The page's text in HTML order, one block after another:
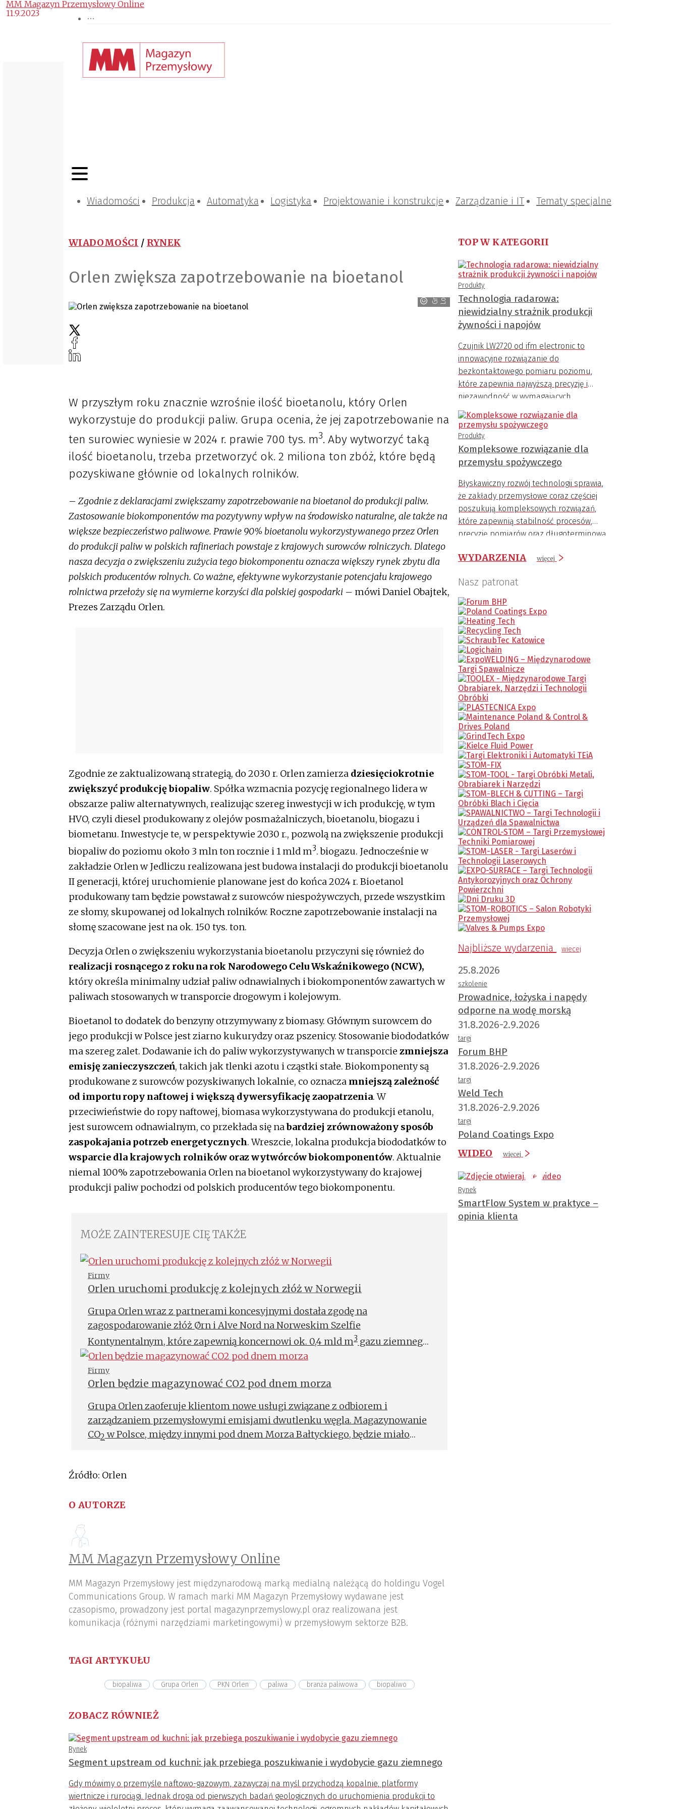
Wiadomości Produkcja Automatyka Logistyka Projektowanie i konstrukcje Zarządzanie i IT Tematy specjalne
WIADOMOŚCI / RYNEK
Orlen zwiększa zapotrzebowanie na bioetanol
G
r
u
p
a
L
o
t
os
MM Magazyn Przemysłowy Online
11.9.2023
W przyszłym roku znacznie wzrośnie ilość bioetanolu, który Orlen
wykorzystuje do produkcji paliw. Grupa ocenia, że jej zapotrzebowanie na
ten surowiec wyniesie w 2024 r. prawie 700 tys. m3. Aby wytworzyć taką
ilość bioetanolu, trzeba przetworzyć ok. 2 miliona ton zbóż, które będą
pozyskiwane głównie od lokalnych rolników.
– Zgodnie z deklaracjami zwiększamy zapotrzebowanie na bioetanol do produkcji paliw.
Zastosowanie biokomponentów ma pozytywny wpływ na środowisko naturalne, ale także na
większe bezpieczeństwo paliwowe. Prawie 90% bioetanolu wykorzystywanego przez Orlen
do produkcji paliw w polskich rafineriach powstaje z krajowych surowców rolniczych. Dlatego
nasza decyzja o zwiększeniu zużycia tego biokomponentu oznacza większy rynek zbytu dla
polskich producentów rolnych. Co ważne, efektywne wykorzystanie potencjału krajowego
rolnictwa przełoży się na wymierne korzyści dla polskiej gospodarki – mówi Daniel Obajtek,
Prezes Zarządu Orlen.
Zgodnie ze zaktualizowaną strategią, do 2030 r. Orlen zamierza dziesięciokrotnie
zwiększyć produkcję biopaliw. Spółka wzmacnia pozycję regionalnego lidera w
obszarze paliw alternatywnych, realizując szereg inwestycji w ich produkcję, w tym
HVO, czyli diesel produkowany z olejów posmażalniczych, bioetanolu, biogazu i
biometanu. Inwestycje te, w perspektywie 2030 r., pozwolą na zwiększenie produkcji
biopaliw do poziomu około 3 mln ton rocznie i 1 mld m3. biogazu. Jednocześnie w
zakładzie Orlen w Jedliczu realizowana jest budowa instalacji do produkcji bioetanolu
II generacji, której uruchomienie planowane jest do końca 2024 r. Bioetanol
produkowany tam będzie powstawał z surowców niespożywczych, przede wszystkim
ze słomy, skupowanej od lokalnych rolników. Roczne zapotrzebowanie instalacji na
słomę szacowane jest na ok. 150 tys. ton.
Decyzja Orlen o zwiększeniu wykorzystania bioetanolu przyczyni się również do
realizacji rosnącego z roku na rok Narodowego Celu Wskaźnikowego (NCW),
który określa minimalny udział paliw odnawialnych i biokomponentów zawartych w
paliwach stosowanych w transporcie drogowym i kolejowym.
Bioetanol to dodatek do benzyny otrzymywany z biomasy. Głównym surowcem do
jego produkcji w Polsce jest ziarno kukurydzy oraz pszenicy. Stosowanie biododatków
ma szereg zalet. Dodawanie ich do paliw wykorzystywanych w transporcie zmniejsza
emisję zanieczyszczeń, takich jak tlenki azotu i cząstki stałe. Biokomponenty są
produkowane z surowców pozyskiwanych lokalnie, co oznacza mniejszą zależność
od importu ropy naftowej i większą dywersyfikację zaopatrzenia. W
przeciwieństwie do ropy naftowej, biomasa wykorzystywana do produkcji etanolu,
jest surowcem odnawialnym, co przekłada się nabardziej zrównoważony sposób
zaspokajania potrzeb energetycznych. Wreszcie, lokalna produkcja biododatków to
wsparcie dla krajowych rolników oraz wytwórców biokomponentów. Aktualnie
niemal 100% zapotrzebowania Orlen na bioetanol wykorzystywany do krajowej
produkcji paliw pochodzi od polskich producentów tego biokomponentu.
MOŻE ZAINTERESUJE CIĘ TAKŻE
Firmy
Orlen uruchomi produkcję z kolejnych złóż w Norwegii
Grupa Orlen wraz z partnerami koncesyjnymi dostała zgodę na
zagospodarowanie złóż Ørn i Alve Nord na Norweskim Szelfie
Kontynentalnym, które zapewnią koncernowi ok. 0,4 mld m3 gazu ziemnego
rocznie w szczytowym okresie produkcji. Wydobycie ze złóż będzie
charakteryzować się niskim śladem węglowym – ponad 3-krotnie
mniejszym od globalnej średniej. To kolejne zgody na uruchomienie
norweskie władze zaakceptowały plany produkcyjne dla złóż Fenris i Tyrving
oraz obszaru Yggdrasil.
Firmy
Orlen będzie magazynować CO2 pod dnem morza
Grupa Orlen zaoferuje klientom nowe usługi związane z odbiorem i
zarządzaniem przemysłowymi emisjami dwutlenku węgla. Magazynowanie
CO2 w Polsce, między innymi pod dnem Morza Bałtyckiego, będzie miało
Źródło: Orlen
O AUTORZE
MM Magazyn Przemysłowy Online
MM Magazyn Przemysłowy jest międzynarodową marką medialną należącą do holdingu Vogel
Communications Group. W ramach marki MM Magazyn Przemysłowy wydawane jest
czasopismo, prowadzony jest portal magazynprzemyslowy.pl oraz realizowana jest
komunikacja (różnymi narzędziami marketingowymi) w przemysłowym sektorze B2B.
TAGI ARTYKUŁU
biopaliwa Grupa Orlen PKN Orlen paliwa branża paliwowa biopaliwo
ZOBACZ RÓWNIEŻ
Rynek
Segment upstream od kuchni: jak przebiega poszukiwanie i wydobycie gazu ziemnego
Gdy mówimy o przemyśle naftowo-gazowym, zazwyczaj na myśl przychodzą kopalnie, platformy
wiertnicze i rurociągi. Jednak droga od pierwszych badań geologicznych do uruchomienia produkcji to
TOP W KATEGORII
Produkty
Technologia radarowa:
niewidzialny strażnik produkcji
żywności i napojów
Czujnik LW2720 od ifm electronic to
innowacyjne rozwiązanie do
bezkontaktowego pomiaru poziomu,
które zapewnia najwyższą precyzję i
niezawodność w wymagających
warunkach przemysłowych.
Produkty
Kompleksowe rozwiązanie dla
przemysłu spożywczego
Błyskawiczny rozwój technologii sprawia,
że zakłady przemysłowe coraz częściej
poszukują kompleksowych rozwiązań,
które zapewnią stabilność procesów,
precyzję pomiarów oraz długoterminową
WYDARZENIA więcej
Nasz patronat
Najbliższe wydarzenia wiecej
25.8.2026
szkolenie
Prowadnice, łożyska i napędy
odporne na wodę morską
31.8.2026-2.9.2026
targi
Forum BHP
31.8.2026-2.9.2026
targi
Weld Tech
31.8.2026-2.9.2026
targi
Poland Coatings Expo
WIDEO
więcej
Rynek
SmartFlow System w praktyce –
opinia klienta